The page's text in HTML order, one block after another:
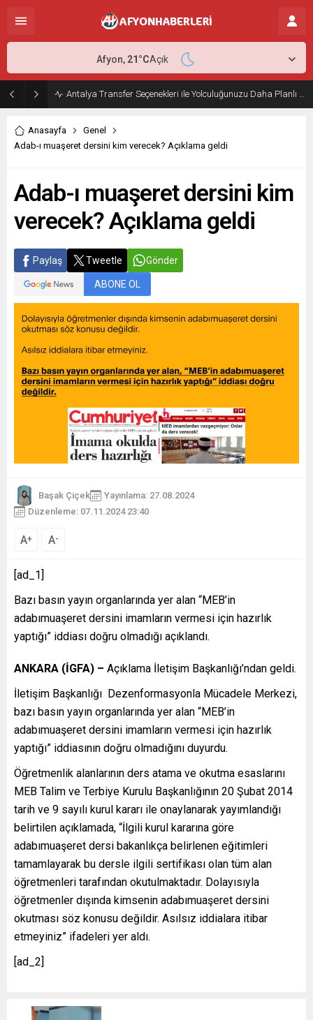
Antalya Transfer Seçenekleri ile Yolculuğunuzu Daha Planlı Hale Getirin
Afyon, 21°CAçık
Anasayfa
Genel
Adab-ı muaşeret dersini kim verecek? Açıklama geldi
Adab-ı muaşeret dersini kim
verecek? Açıklama geldi
Paylaş Tweetle Gönder
ABONE OL
Başak Çiçek
Yayınlama: 27.08.2024
Düzenleme: 07.11.2024 23:40
A+ A-
[ad_1]
Bazı basın yayın organlarında yer alan “MEB’in
adabımuaşeret dersini imamların vermesi için hazırlık
yaptığı” iddiası doğru olmadığı açıklandı.
ANKARA (İGFA) – Açıklama İletişim Başkanlığı’ndan geldi.
İletişim Başkanlığı Dezenformasyonla Mücadele Merkezi,
bazı basın yayın organlarında yer alan “MEB’in
adabımuaşeret dersini imamların vermesi için hazırlık
yaptığı” iddiasının doğru olmadığını duyurdu.
Öğretmenlik alanlarının ders atama ve okutma esaslarını
MEB Talim ve Terbiye Kurulu Başkanlığının 20 Şubat 2014
tarih ve 9 sayılı kurul kararı ile onaylanarak yayımlandığı
belirtilen açıklamada, “İlgili kurul kararına göre
adabımuaşeret dersi bakanlıkça belirlenen eğitimleri
tamamlayarak bu dersle ilgili sertifikası olan tüm alan
öğretmenleri tarafından okutulmaktadır. Dolayısıyla
öğretmenler dışında kimsenin adabımuaşeret dersini
okutması söz konusu değildir. Asılsız iddialara itibar
etmeyiniz” ifadeleri yer aldı.
[ad_2]